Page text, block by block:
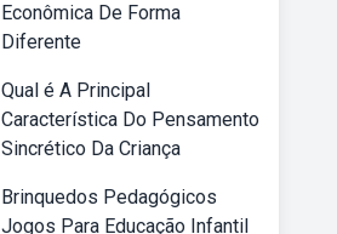
Econômica De Forma
Diferente
Qual é A Principal
Característica Do Pensamento
Sincrético Da Criança
Brinquedos Pedagógicos
Jogos Para Educação Infantil